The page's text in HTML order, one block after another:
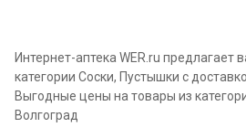
Интернет-аптека WER.ru предлагает
категории Соски, Пустышки с
Выгодные цены на товары из
Волгоград